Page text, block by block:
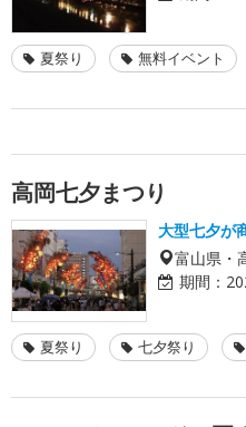
夏祭り 無料イベント
高岡七夕まつり
大型七夕が
富山県・
期間：
夏祭り 七夕祭り